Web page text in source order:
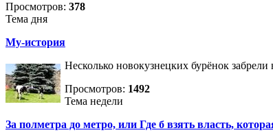
Просмотров: 378
Тема дня
Му-история
Несколько новокузнецких бурёнок
Просмотров: 1492
Тема недели
За полметра до метро, или Где б взять власть,